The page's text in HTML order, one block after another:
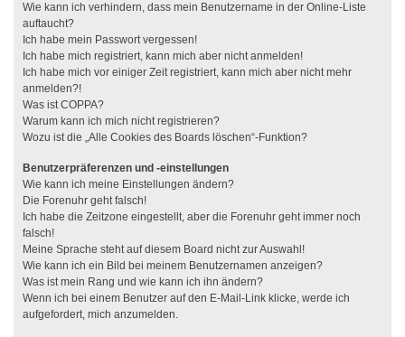
Wie kann ich verhindern, dass mein Benutzername in der Online-Liste
auftaucht?
Ich habe mein Passwort vergessen!
Ich habe mich registriert, kann mich aber nicht anmelden!
Ich habe mich vor einiger Zeit registriert, kann mich aber nicht mehr
anmelden?!
Was ist COPPA?
Warum kann ich mich nicht registrieren?
Wozu ist die „Alle Cookies des Boards löschen“-Funktion?
Benutzerpräferenzen und -einstellungen
Wie kann ich meine Einstellungen ändern?
Die Forenuhr geht falsch!
Ich habe die Zeitzone eingestellt, aber die Forenuhr geht immer noch
falsch!
Meine Sprache steht auf diesem Board nicht zur Auswahl!
Wie kann ich ein Bild bei meinem Benutzernamen anzeigen?
Was ist mein Rang und wie kann ich ihn ändern?
Wenn ich bei einem Benutzer auf den E-Mail-Link klicke, werde ich
aufgefordert, mich anzumelden.